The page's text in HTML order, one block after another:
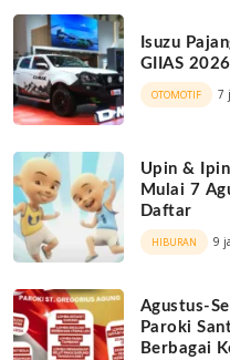
Isuzu
GIIAS
OTOMOTIF 7
Upin &
Mulai 7
Daftar
HIBURAN 9
Agustus-
Paroki
Berbagai